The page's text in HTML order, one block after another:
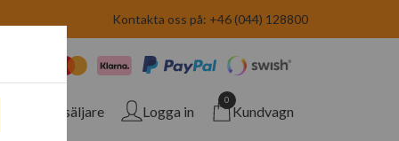
Kontakta oss på: +46 (044) 128800
Återförsäljare Logga in
0
Kundvagn